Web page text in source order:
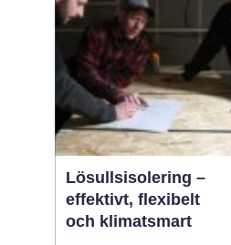
Lösullsisolering –
effektivt, flexibelt
och klimatsmart